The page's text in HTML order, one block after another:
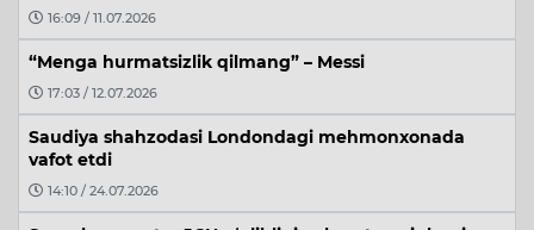
16:09 / 11.07.2026
“Menga hurmatsizlik qilmang” – Messi
17:03 / 12.07.2026
Saudiya shahzodasi Londondagi mehmonxonada
vafot etdi
14:10 / 24.07.2026